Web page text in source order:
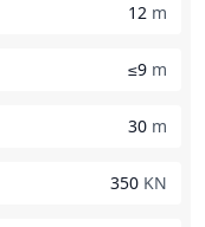
12 m
≤9 m
30 m
350 KN